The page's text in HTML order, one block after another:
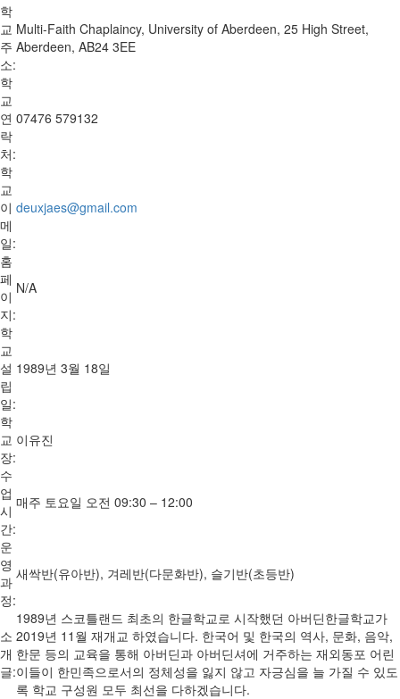
학
교
주
소:
Multi-Faith Chaplaincy, University of Aberdeen, 25 High Street,
Aberdeen, AB24 3EE
학
교
연
락
처:
07476 579132
학
교
이
메
일:
deuxjaes@gmail.com
홈
페
이
지:
N/A
학
교
설
립
일:
1989년 3월 18일
학
교
장:
이유진
수
업
시
간:
매주 토요일 오전 09:30 – 12:00
운
영
과
정:
새싹반(유아반), 겨레반(다문화반), 슬기반(초등반)
소
개
글:
1989년 스코틀랜드 최초의 한글학교로 시작했던 아버딘한글학교가
2019년 11월 재개교 하였습니다. 한국어 및 한국의 역사, 문화, 음악,
한문 등의 교육을 통해 아버딘과 아버딘셔에 거주하는 재외동포 어린
이들이 한민족으로서의 정체성을 잃지 않고 자긍심을 늘 가질 수 있도
록 학교 구성원 모두 최선을 다하겠습니다.